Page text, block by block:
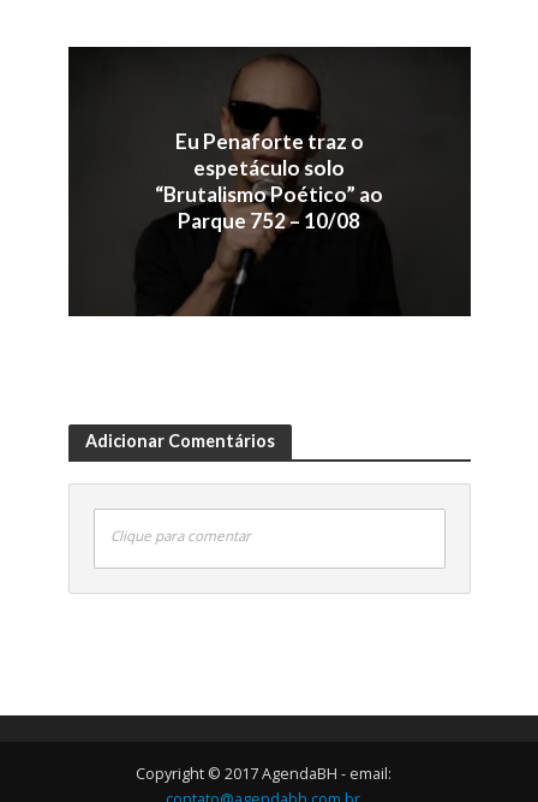
Eu Penaforte traz o
espetáculo solo
“Brutalismo Poético” ao
Parque 752 – 10/08
Adicionar Comentários
Clique para comentar
Copyright © 2017 AgendaBH - email: